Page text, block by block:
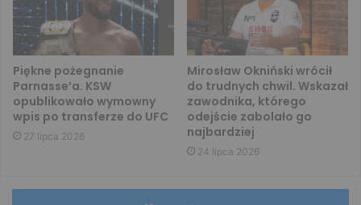
Piękne pożegnanie
Parnasse’a. KSW
opublikowało wymowny
wpis po transferze do UFC
27 lipca 2026
Mirosław Okniński wrócił
do trudnych chwil. Wskazał
zawodnika, którego
odejście zabolało go
najbardziej
24 lipca 2026